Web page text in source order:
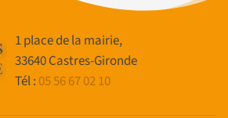
1 place de la mairie,
33640 Castres-Gironde
Tél : 05 56 67 02 10